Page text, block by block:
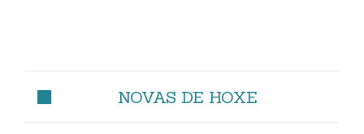
NOVAS DE HOXE